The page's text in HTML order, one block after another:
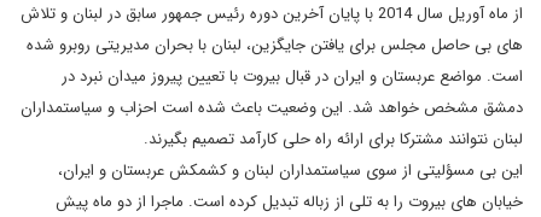
از ماه آوریل سال 2014 با پایان آخرین دوره رئیس جمهور سابق در لبنان و تلاش
های بی حاصل مجلس برای یافتن جایگزین، لبنان با بحران مدیریتی روبرو شده
است. مواضع عربستان و ایران در قبال بیروت با تعیین پیروز میدان نبرد در
دمشق مشخص خواهد شد. این وضعیت باعث شده است احزاب و سیاستمداران
لبنان نتوانند مشترکا برای ارائه راه حلی کارآمد تصمیم بگیرند.
این بی مسؤلیتی از سوی سیاستمداران لبنان و کشمکش عربستان و ایران،
خیابان های بیروت را به تلی از زباله تبدیل کرده است. ماجرا از دو ماه پیش